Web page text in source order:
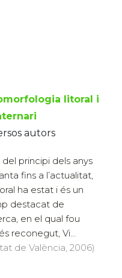
litoral i
autors
del principi dels anys
fins a l’actualitat,
ha estat i és un
destacat de
en el qual fou
reconegut, Vi...
de València, 2006)